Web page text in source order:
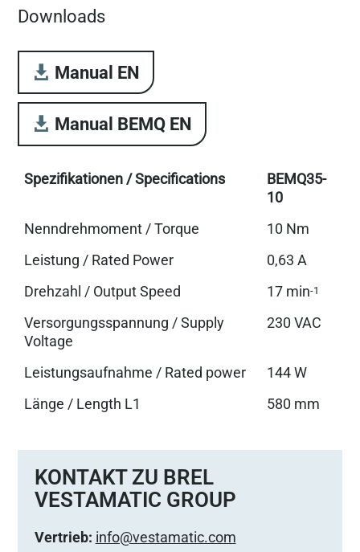
Downloads
Manual EN
Manual BEMQ EN
Spezifikationen / Specifications
BEMQ35-
10
Nenndrehmoment / Torque
10 Nm
Leistung / Rated Power
0,63 A
Drehzahl / Output Speed
17 min-1
Versorgungsspannung / Supply
Voltage
230 VAC
Leistungsaufnahme / Rated power
144 W
Länge / Length L1
580 mm
KONTAKT ZU BREL
VESTAMATIC GROUP
Vertrieb: info@vestamatic.com